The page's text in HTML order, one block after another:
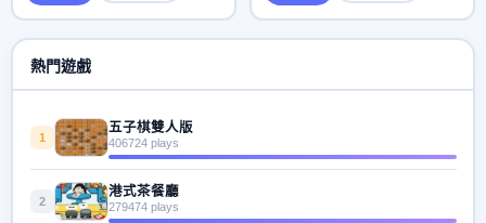
熱門遊戲
1
五子棋雙人版
406724 plays
2
港式茶餐廳
279474 plays